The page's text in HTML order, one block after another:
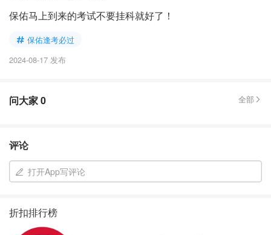
保佑马上到来的考试不要挂科就好了！
保佑逢考必过
2024-08-17 发布
问大家0 全部
评论
打开App写评论
折扣排行榜